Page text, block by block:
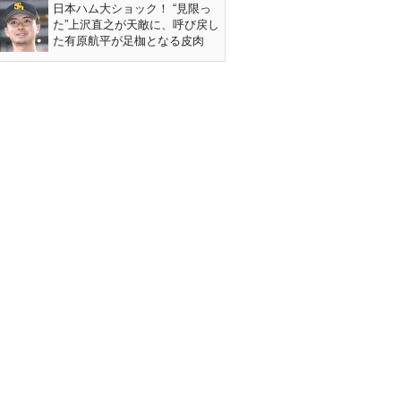
日本ハム大ショック！ “見限っ
た”上沢直之が天敵に、呼び戻し
た有原航平が足枷となる皮肉